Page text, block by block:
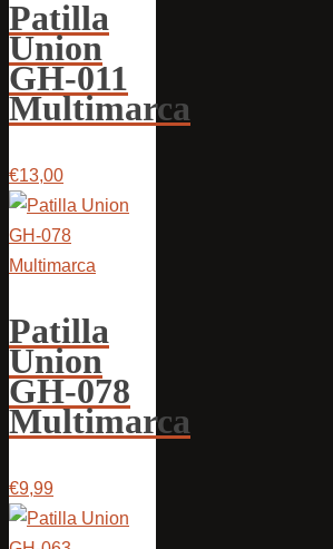
Patilla
Union
GH-011
Multimarca
€13,00
Patilla
Union
GH-078
Multimarca
€9,99